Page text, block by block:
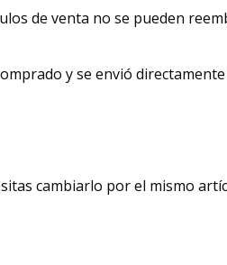
de venta no se pueden
y se envió
cambiarlo por el mismo